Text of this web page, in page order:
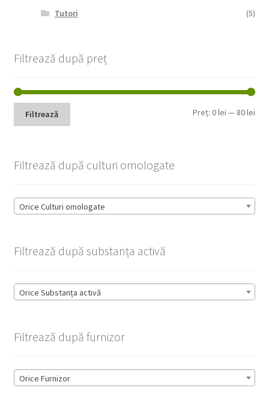
Tutori (5)
Filtrează după preț
Filtrează Preț:0 lei — 80 lei
Filtrează după culturi omologate
Orice Culturi omologate
Filtrează după substanța activă
Orice Substanța activă
Filtrează după furnizor
Orice Furnizor